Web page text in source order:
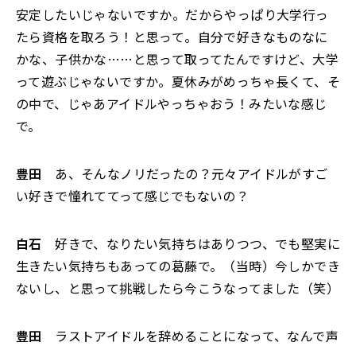
安定したいじゃないですか。だからやっぱり大学行っ
たら資格を取ろう！と思って。自分で好きなものなに
かな、子供かな……と思って取ってたんですけど、大学
って遊ぶじゃないですか。夏休みがめっちゃ長くて、そ
の中で、じゃあアイドルやっちゃおう！みたいな感じ
で。
豊田 あ、そんなノリだったの？元々アイドルがすご
い好きで憧れててって感じでもないの？
白石 好きで、なりたい気持ちはありつつ、でも堅実に
生きたい気持ちもあっての葛藤で。（当時）今しかでき
ないし、と思って挑戦したら今こうなってました（笑）
豊田 ラストアイドルを辞めることになって、なんで声